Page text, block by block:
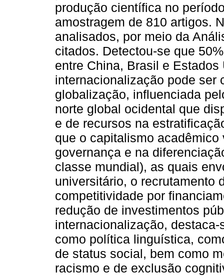
produção científica no
amostragem de 810 artigos.
analisados, por meio da
citados. Detectou-se que
entre China, Brasil e
internacionalização pode ser
globalização, influenciada
norte global ocidental que
e de recursos na
que o capitalismo
governança e na
classe mundial), as quais
universitário, o recrutamento
competitividade por
redução de investimentos
internacionalização,
como política linguística,
de status social, bem como
racismo e de exclusão